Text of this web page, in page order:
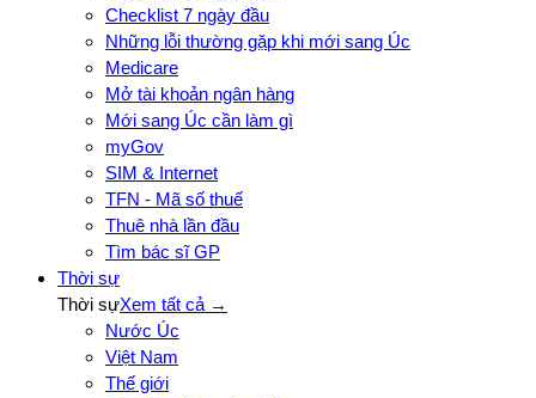
Checklist 7 ngày đầu
Những lỗi thường gặp khi mới sang Úc
Medicare
Mở tài khoản ngân hàng
Mới sang Úc cần làm gì
myGov
SIM & Internet
TFN - Mã số thuế
Thuê nhà lần đầu
Tìm bác sĩ GP
Thời sự
Thời sựXem tất cả →
Nước Úc
Việt Nam
Thế giới